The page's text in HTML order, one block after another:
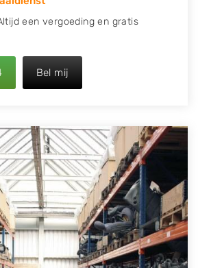
een vergoeding en gratis
Bel mij